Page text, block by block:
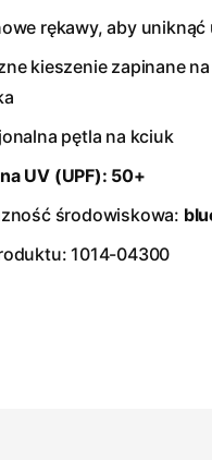
rękawy, aby uniknąć
kieszenie zapinane
pętla na kciuk
UV (UPF): 50+
środowiskowa:
1014-04300